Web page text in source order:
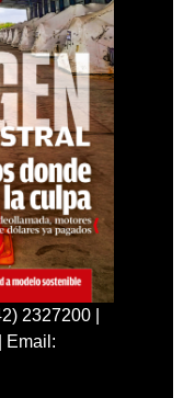
2327200 |
Email: